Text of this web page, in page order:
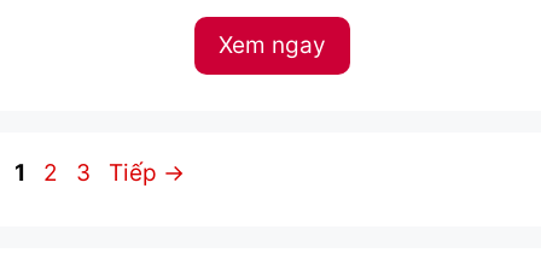
Xem ngay
Trang
1 Trang
2 Trang
3 Tiếp →